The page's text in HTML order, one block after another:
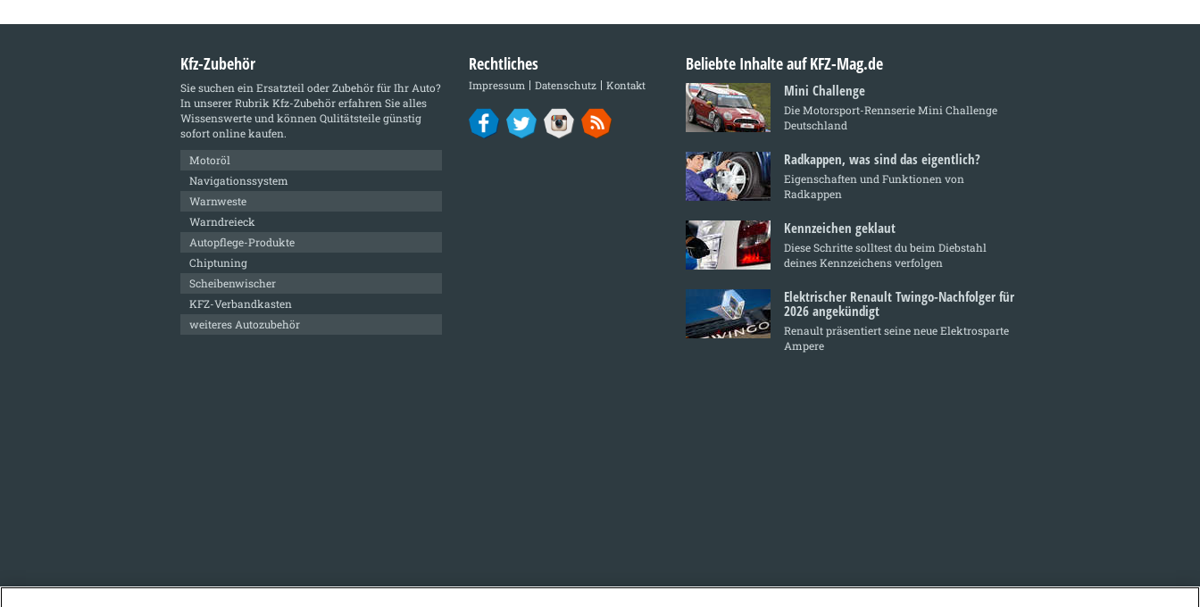
Kfz-Zubehör
Sie suchen ein Ersatzteil oder Zubehör für Ihr Auto?
In unserer Rubrik Kfz-Zubehörerfahren Sie alles
Wissenswerte und können Qulitätsteile günstig
sofort online kaufen.
Motoröl
Navigationssystem
Warnweste
Warndreieck
Autopflege-Produkte
Chiptuning
Scheibenwischer
KFZ-Verbandkasten
weiteres Autozubehör
Rechtliches
Impressum Datenschutz Kontakt
Beliebte Inhalte auf KFZ-Mag.de
Mini Challenge
Die Motorsport-Rennserie Mini Challenge
Deutschland
Radkappen, was sind das eigentlich?
Eigenschaften und Funktionen von
Radkappen
Kennzeichen geklaut
Diese Schritte solltest du beim Diebstahl
deines Kennzeichens verfolgen
Elektrischer Renault Twingo-Nachfolger für
2026 angekündigt
Renault präsentiert seine neue Elektrosparte
Ampere